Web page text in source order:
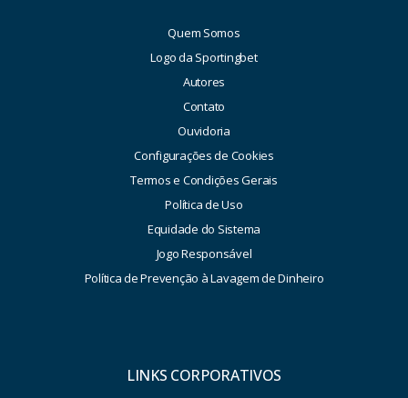
Quem Somos
Logo da Sportingbet
Autores
Contato
Ouvidoria
Configurações de Cookies
Termos e Condições Gerais
Política de Uso
Equidade do Sistema
Jogo Responsável
Política de Prevenção à Lavagem de Dinheiro
LINKS CORPORATIVOS